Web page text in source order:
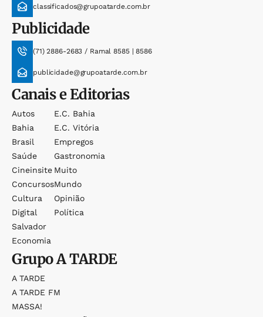
classificados@grupoatarde.com.br
Publicidade
(71) 2886-2683 / Ramal 8585 | 8586
publicidade@grupoatarde.com.br
Canais e Editorias
Autos
Bahia
Brasil
Saúde
Cineinsite
Concursos
Cultura
Digital
Salvador
Economia
E.c. Bahia
E.c. Vitória
Empregos
Gastronomia
Muito
Mundo
Opinião
Política
GrupoA TARDE
A TARDE
A TARDE FM
MASSA!